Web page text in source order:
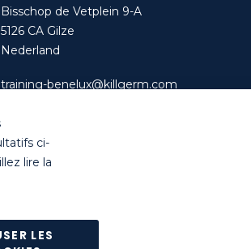
Bisschop de Vetplein 9-A
5126 CA Gilze
Nederland
training-benelux@killgerm.com
+32 (0)14 44 22 79
à notre entrepôt de Turnhout (Belgique).
ci-
lire la
LES